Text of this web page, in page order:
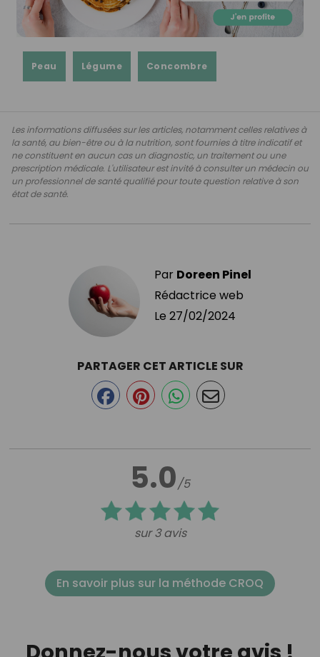
Peau Légume Concombre
Les informations diffusées sur les articles, notamment celles relatives à
la santé, au bien-être ou à la nutrition, sont fournies à titre indicatif et
ne constituent en aucun cas un diagnostic, un traitement ou une
prescription médicale. L'utilisateur est invité à consulter un médecin ou
un professionnel de santé qualifié pour toute question relative à son
état de santé.
Par Doreen Pinel
Rédactrice web
Le 27/02/2024
5.0/5
sur 3 avis
PARTAGER CET ARTICLE SUR
En savoir plus sur la méthode CROQ